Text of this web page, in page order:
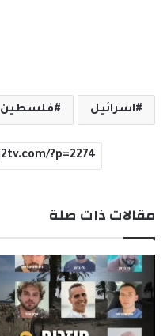
اسرائيل فلسطين
مقالات ذات صلة